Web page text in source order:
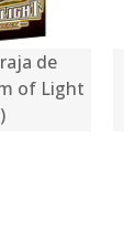
de
of Light